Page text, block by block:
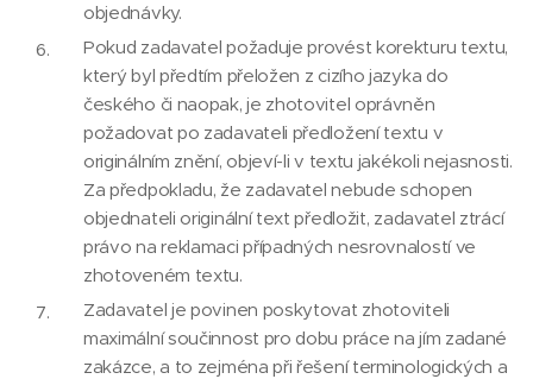
objednávky.
Pokud zadavatel požaduje provést korekturu textu,
který byl předtím přeložen z cizího jazyka do
českého či naopak, je zhotovitel oprávněn
požadovat po zadavateli předložení textu v
originálním znění, objeví-li v textu jakékoli nejasnosti.
Za předpokladu, že zadavatel nebude schopen
objednateli originální text předložit, zadavatel ztrácí
právo na reklamaci případných nesrovnalostí ve
zhotoveném textu.
Zadavatel je povinen poskytovat zhotoviteli
maximální součinnost pro dobu práce na jím zadané
zakázce, a to zejména při řešení terminologických a